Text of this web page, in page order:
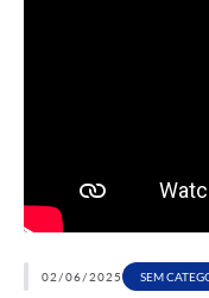
02/06/2025 SEM